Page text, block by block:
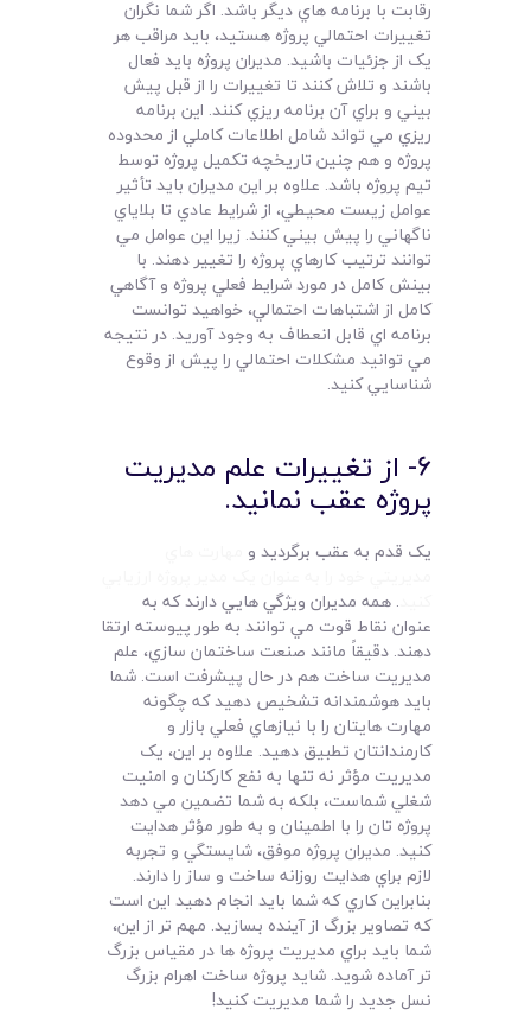
رقابت با برنامه هاي ديگر باشد. اگر شما نگران
تغييرات احتمالي پروژه هستيد، بايد مراقب هر
يک از جزئيات باشيد. مديران پروژه بايد فعال
باشند و تلاش کنند تا تغييرات را از قبل پيش
بيني و براي آن برنامه ريزي کنند. اين برنامه
ريزي مي تواند شامل اطلاعات کاملي از محدوده
پروژه و هم چنين تاريخچه تکميل پروژه توسط
تيم پروژه باشد. علاوه بر اين مديران بايد تأثير
عوامل زيست محيطي، از شرايط عادي تا بلاياي
ناگهاني را پيش بيني کنند. زيرا اين عوامل مي
توانند ترتيب کارهاي پروژه را تغيير دهند. با
بينش کامل در مورد شرايط فعلي پروژه و آگاهي
کامل از اشتباهات احتمالي، خواهيد توانست
برنامه اي قابل انعطاف به وجود آوريد. در نتيجه
مي توانيد مشکلات احتمالي را پيش از وقوع
شناسايي کنيد.
6- از تغييرات علم مديريت
پروژه عقب نمانيد.
يک قدم به عقب برگرديد و
. همه مديران ويژگي هايي دارند که به
عنوان نقاط قوت مي توانند به طور پيوسته ارتقا
دهند. دقيقاً مانند صنعت ساختمان سازي، علم
مديريت ساخت هم در حال پيشرفت است. شما
بايد هوشمندانه تشخيص دهيد که چگونه
مهارت هايتان را با نيازهاي فعلي بازار و
کارمندانتان تطبيق دهيد. علاوه بر اين، يک
مديريت مؤثر نه تنها به نفع کارکنان و امنيت
شغلي شماست،‌ بلکه به شما تضمين مي دهد
پروژه تان را با اطمينان و به طور مؤثر هدايت
کنيد. مديران پروژه موفق، شايستگي و تجربه
لازم براي هدايت روزانه ساخت و ساز را دارند.
بنابراين کاري که شما بايد انجام دهيد اين است
که تصاوير بزرگ از آينده بسازيد. مهم تر از اين،
شما بايد براي مديريت پروژه ها در مقياس بزرگ
تر آماده شويد. شايد پروژه ساخت اهرام بزرگ
نسل جديد را شما مديريت کنيد!